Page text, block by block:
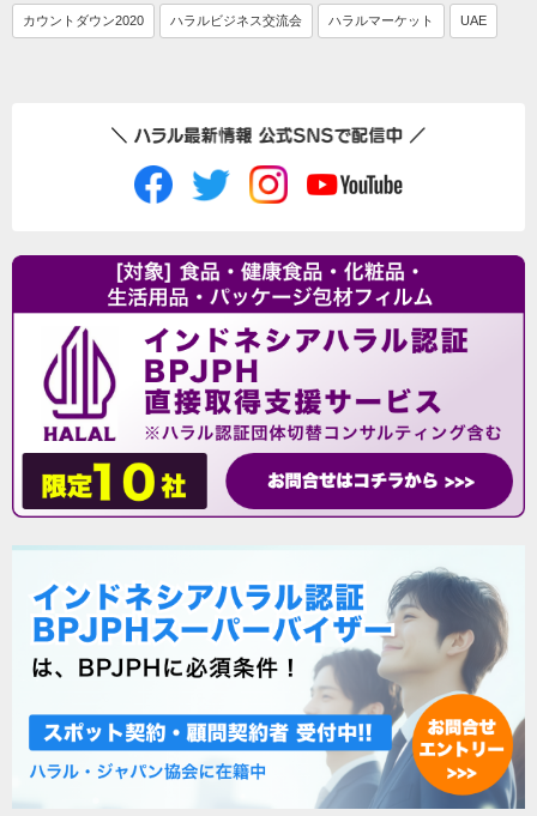
カウントダウン2020 ハラルビジネス交流会 ハラルマーケット UAE